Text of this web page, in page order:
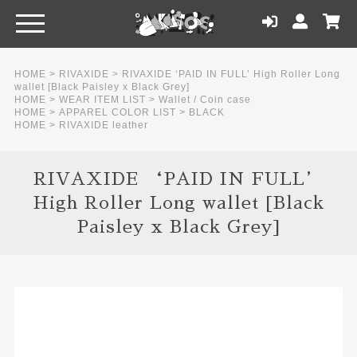
HOME > RIVAXIDE > RIVAXIDE ‘PAID IN FULL’ High Roller Long
wallet [Black Paisley x Black Grey]
HOME > WEAR ITEM LIST > Wallet / Coin case
HOME > APPAREL COLOR LIST > BLACK
HOME > RIVAXIDE leather
RIVAXIDE ‘PAID IN FULL’
High Roller Long wallet [Black
Paisley x Black Grey]